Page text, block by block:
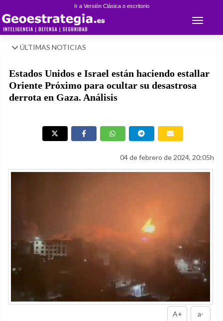
Ir a Versión Clásica o escritorio
Toggle
ÚLTIMAS NOTICIAS
Estados Unidos e Israel están haciendo estallar
Oriente Próximo para ocultar su desastrosa
derrota en Gaza. Análisis
04 de febrero de 2024, 20:05h
A+ a-